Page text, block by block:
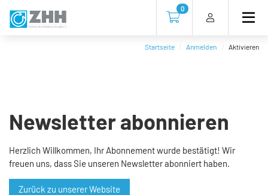
zum
zum
zur
zum
0
Zur Kasse gehen (0
Startseite Anmelden Aktivieren
Newsletter abonnieren
Herzlich Willkommen, Ihr Abonnement wurde bestätigt! Wir
freuen uns, dass Sie unseren Newsletter abonniert haben.
Zurück zu unserer Website